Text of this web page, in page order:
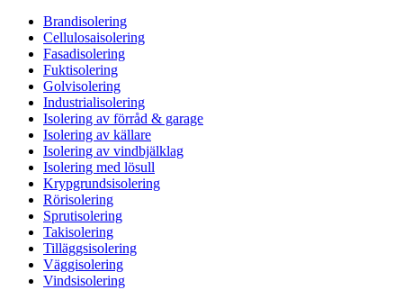
Brandisolering
Cellulosaisolering
Fasadisolering
Fuktisolering
Golvisolering
Industrialisolering
Isolering av förråd & garage
Isolering av källare
Isolering av vindbjälklag
Isolering med lösull
Krypgrundsisolering
Rörisolering
Sprutisolering
Takisolering
Tilläggsisolering
Väggisolering
Vindsisolering